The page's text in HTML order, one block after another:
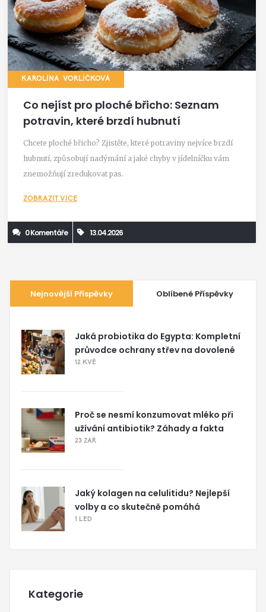
KAROLÍNA VORLÍČKOVÁ
Co nejíst pro ploché břicho: Seznam
potravin, které brzdí hubnutí
Chcete ploché břicho? Zjistěte, které potraviny nejvíce brzdí
hubnutí, způsobují nadýmání a jaké chyby v jídelníčku vám
znemožňují zredukovat pas.
ZOBRAZIT VÍCE
0 Komentáře 13.04.2026
Nejnovější Příspěvky Oblíbené Příspěvky
Jaká probiotika do Egypta: Kompletní
průvodce ochrany střev na dovolené
12 KVĚ
Proč se nesmí konzumovat mléko při
užívání antibiotik? Záhady a fakta
23 ZÁŘ
Jaký kolagen na celulitidu? Nejlepší
volby a co skutečně pomáhá
1 LED
Kategorie